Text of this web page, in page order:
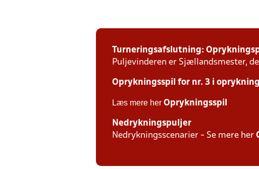
Turneringsafslutning:
Puljevinderen er Sjællandsmester,
Oprykningsspil for nr. 3 i
Læs mere her Oprykningsspil
Nedrykningspuljer
Nedrykningsscenarier - Se mere her